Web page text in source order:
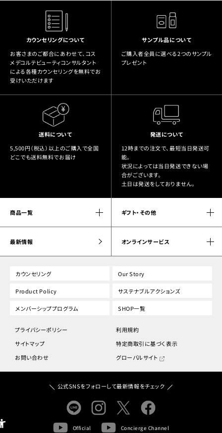
カウンセリングについて
お客さまのご都合にあわせて、コス
メデコルテビューティコンサルタント
による各種カウンセリングを無料でお
受けいただけます
サンプル品について
ご購入者全員に選べる2つのサンプル
プレゼント
送料について
5,500円（税込）以上のご購入で全国
どこでも送料無料でお届け
発送について
12時までの注文で、最短当日発送可
能。
状況によっては当日発送できない場
合がございます。
土日は発送をしておりません。
商品一覧 ギフト・その他
最新情報 オンラインサービス
カウンセリング Our Story
Product Policy サステナブルアクションズ
メンバーシッププログラム SHOP一覧
プライバシーポリシー
利用規約
サイトマップ
特定商取引に基づく表示
お問い合わせ
グローバルサイト
公式SNSをフォローして最新情報をチェック
Official Concierge Channel